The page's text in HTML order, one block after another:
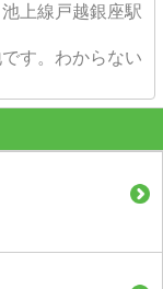
上線戸越銀座駅
す。わからない